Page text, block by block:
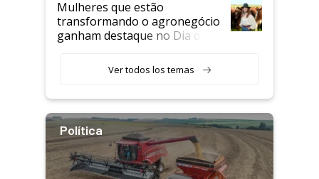
Mulheres que estão
transformando o agronegócio
ganham destaque no Dia do
Ver todos los temas
Política